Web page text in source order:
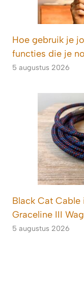
Hoe gebruik je
functies die je
5 augustus 2026
Black Cat
Graceline III
5 augustus 2026